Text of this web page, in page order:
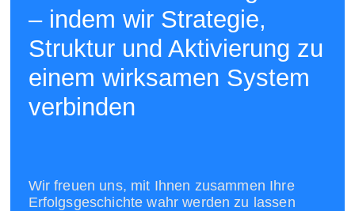
– indem wir Strategie,
Struktur und Aktivierung zu
einem wirksamen System
verbinden
Wir freuen uns, mit Ihnen zusammen Ihre
Erfolgsgeschichte wahr werden zu lassen